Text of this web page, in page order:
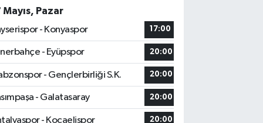
Mayıs, Pazar
- Konyaspor
17:00
- Eyüpspor 20:00
- Gençlerbirliği S.K. 20:00
- Galatasaray 20:00
- Kocaelispor 20:00